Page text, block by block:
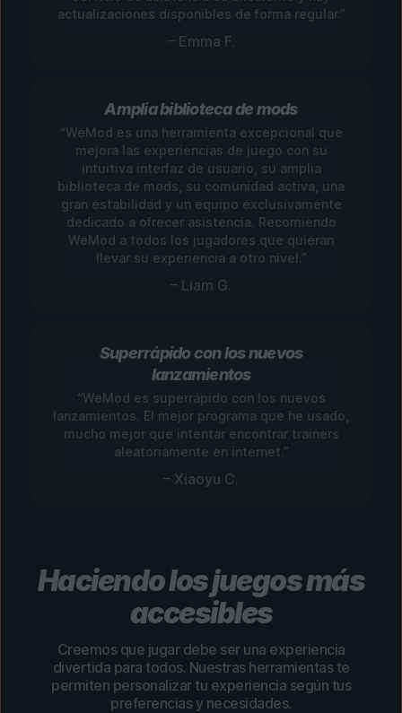
actualizaciones disponibles de forma regular.”
– Emma F.
Amplia biblioteca de mods
“WeMod es una herramienta excepcional que
mejora las experiencias de juego con su
intuitiva interfaz de usuario, su amplia
biblioteca de mods, su comunidad activa, una
gran estabilidad y un equipo exclusivamente
dedicado a ofrecer asistencia. Recomiendo
WeMod a todos los jugadores que quieran
llevar su experiencia a otro nivel.”
– Liam G.
Superrápido con los nuevos
lanzamientos
“WeMod es superrápido con los nuevos
lanzamientos. El mejor programa que he usado,
mucho mejor que intentar encontrar trainers
aleatoriamente en internet.”
– Xiaoyu C.
Haciendo los juegos más
accesibles
Creemos que jugar debe ser una experiencia
divertida para todos. Nuestras herramientas te
permiten personalizar tu experiencia según tus
preferencias y necesidades.